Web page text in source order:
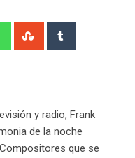
WhatsappStumbleUpon
y radio, Frank
de la noche
que se